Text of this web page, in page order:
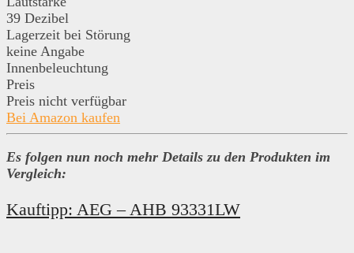
39 Dezibel
Lagerzeit bei Störung
keine Angabe
Innenbeleuchtung
Preis
Preis nicht verfügbar
Bei Amazon kaufen
Es folgen nun noch mehr Details zu den Produkten im
Vergleich:
Kauftipp: AEG – AHB 93331LW